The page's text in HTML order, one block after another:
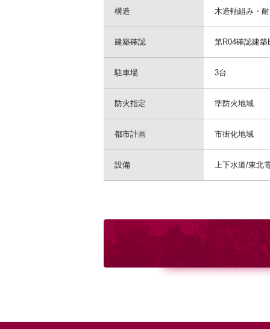
構造 木造軸組み・
建築確認 第R04確認建築
駐車場 3台
防火指定 準防火地域
都市計画 市街化地域
設備 上下水道/東北